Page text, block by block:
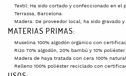
Textil: Ha sido cortado y confeccionado en el
Terrassa, Barcelona.
Madera: De proveedor local, ha sido gravado
MATERIAS PRIMAS:
Muselina 100% algodón orgánico con
Rizo 70% algodón, 20% bambú y 10% poliéster.
Madera de haya tratada con cera 100%
Relleno 100% poliéster reciclado con